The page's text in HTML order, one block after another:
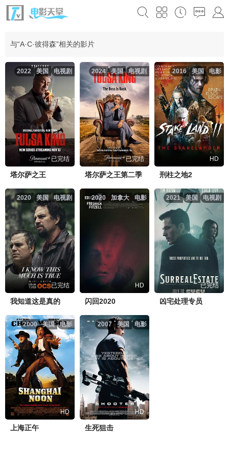
与“A·C·彼得森”相关的影片
电视剧
美国
2022
已完结
塔尔萨之王
电视剧
美国
2024
已完结
塔尔萨之王第二季
电影
美国
2016
HD
刑柱之地2
电视剧
美国
2020
已完结
我知道这是真的
电影
加拿大
2020
HD
闪回2020
电视剧
美国
2021
已完结
凶宅处理专员
电影
美国
2000
HD
上海正午
电影
美国
2007
HD
生死狙击